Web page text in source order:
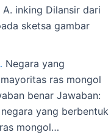
inking Dilansir dari
sketsa gambar
Negara yang
ras mongol
benar Jawaban:
yang berbentuk
mongol…